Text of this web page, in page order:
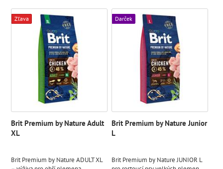
Zľava
Brit Premium by Nature Adult
XL
Brit Premium by Nature ADULT XL
Darček
Brit Premium by Nature Junior
L
Brit Premium by Nature JUNIOR L